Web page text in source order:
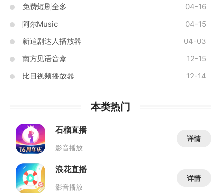
免费短剧全多
04-16
阿尔Music
04-15
新追剧达人播放器
04-03
南方见语音盒
12-15
比目视频播放器
12-14
本类热门
石榴直播
影音播放
详情
浪花直播
影音播放
详情